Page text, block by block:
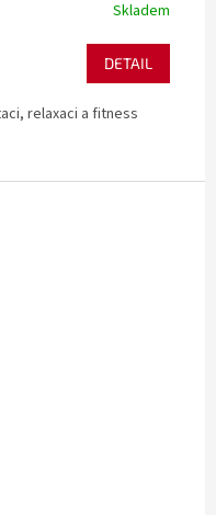
Skladem
DETAIL
relaxaci a fitness